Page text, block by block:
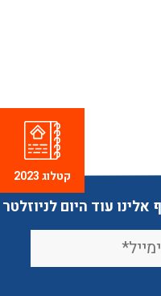
עוד היום לניוזלטר
קטלוג 2023